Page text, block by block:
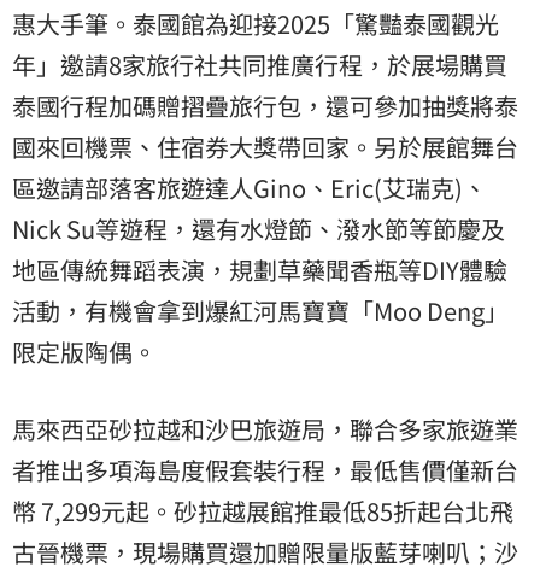
惠大手筆。泰國館為迎接2025「驚豔泰國觀光
年」邀請8家旅行社共同推廣行程，於展場購買
泰國行程加碼贈摺疊旅行包，還可參加抽獎將泰
國來回機票、住宿券大獎帶回家。另於展館舞台
區邀請部落客旅遊達人Gino、Eric(艾瑞克)、
Nick Su等遊程，還有水燈節、潑水節等節慶及
地區傳統舞蹈表演，規劃草藥聞香瓶等DIY體驗
活動，有機會拿到爆紅河馬寶寶「Moo Deng」
限定版陶偶。
馬來西亞砂拉越和沙巴旅遊局，聯合多家旅遊業
者推出多項海島度假套裝行程，最低售價僅新台
幣 7,299元起。砂拉越展館推最低85折起台北飛
古晉機票，現場購買還加贈限量版藍芽喇叭；沙